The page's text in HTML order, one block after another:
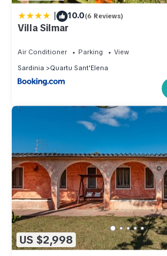
| 10.0(6 Reviews)
Villa Silmar
Air Conditioner Parking
View
Sardinia
Quartu Sant'Elena
US $2,998